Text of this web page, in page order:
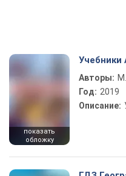
показать
обложку
Учебники
Авторы:
Год: 2019
Описание: